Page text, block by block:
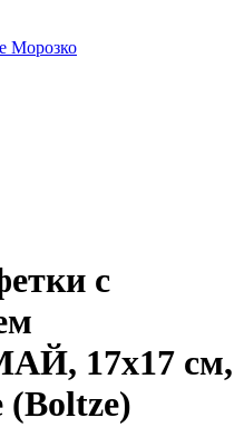
с
17х17 см,
(Boltze)